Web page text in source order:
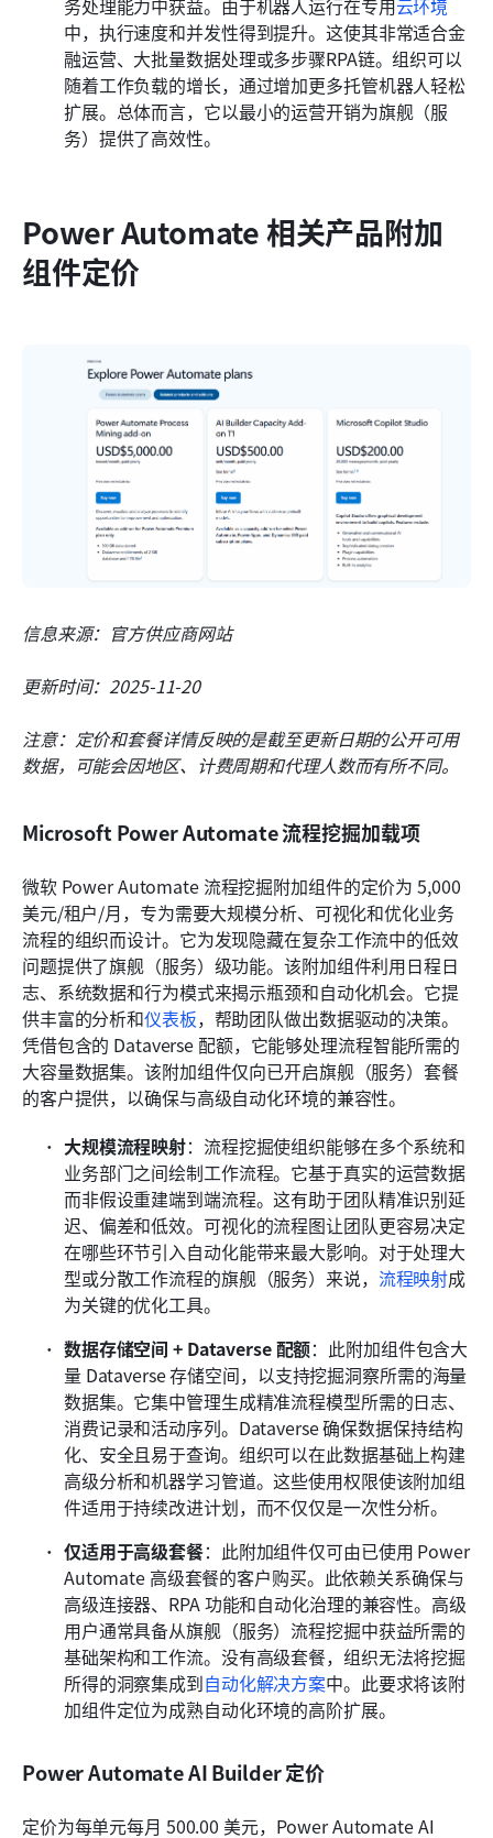
中，执行速度和并发性得到提升。这使其非常适合金
融运营、大批量数据处理或多步骤RPA链。组织可以
随着工作负载的增长，通过增加更多托管机器人轻松
扩展。总体而言，它以最小的运营开销为旗舰（服
务）提供了高效性。
Power Automate 相关产品附加
组件定价
信息来源：官方供应商网站
更新时间：2025-11-20
注意：定价和套餐详情反映的是截至更新日期的公开可用
数据，可能会因地区、计费周期和代理人数而有所不同。
Microsoft Power Automate 流程挖掘加载项
微软 Power Automate 流程挖掘附加组件的定价为 5,000
美元/租户/月，专为需要大规模分析、可视化和优化业务
流程的组织而设计。它为发现隐藏在复杂工作流中的低效
问题提供了旗舰（服务）级功能。该附加组件利用日程日
志、系统数据和行为模式来揭示瓶颈和自动化机会。它提
供丰富的分析和仪表板，帮助团队做出数据驱动的决策。
凭借包含的 Dataverse 配额，它能够处理流程智能所需的
大容量数据集。该附加组件仅向已开启旗舰（服务）套餐
的客户提供，以确保与高级自动化环境的兼容性。
大规模流程映射：流程挖掘使组织能够在多个系统和
业务部门之间绘制工作流程。它基于真实的运营数据
而非假设重建端到端流程。这有助于团队精准识别延
迟、偏差和低效。可视化的流程图让团队更容易决定
在哪些环节引入自动化能带来最大影响。对于处理大
型或分散工作流程的旗舰（服务）来说， 流程映射成
为关键的优化工具。
数据存储空间 + Dataverse 配额：此附加组件包含大
量 Dataverse 存储空间，以支持挖掘洞察所需的海量
数据集。它集中管理生成精准流程模型所需的日志、
消费记录和活动序列。Dataverse 确保数据保持结构
化、安全且易于查询。组织可以在此数据基础上构建
高级分析和机器学习管道。这些使用权限使该附加组
件适用于持续改进计划，而不仅仅是一次性分析。
仅适用于高级套餐：此附加组件仅可由已使用 Power
Automate 高级套餐的客户购买。此依赖关系确保与
高级连接器、RPA 功能和自动化治理的兼容性。高级
用户通常具备从旗舰（服务）流程挖掘中获益所需的
基础架构和工作流。没有高级套餐，组织无法将挖掘
所得的洞察集成到自动化解决方案中。此要求将该附
加组件定位为成熟自动化环境的高阶扩展。
Power Automate AI Builder 定价
定价为每单元每月 500.00 美元，Power Automate AI